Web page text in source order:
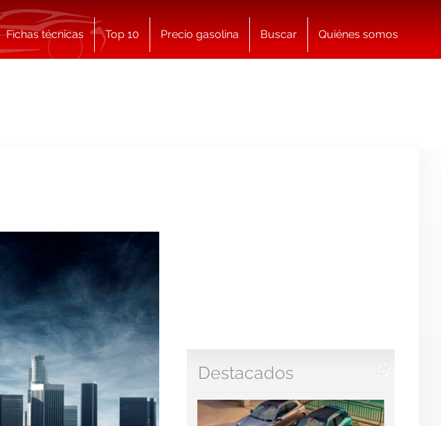
Fichas técnicas Top 10 Precio gasolina Buscar Quiénes somos
Destacados